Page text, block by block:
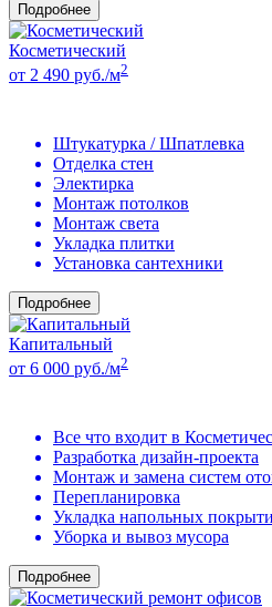
Подробнее
Косметический
от 2 490 руб./м2
Штукатурка / Шпатлевка
Отделка стен
Электирка
Монтаж потолков
Монтаж света
Укладка плитки
Установка сантехники
Подробнее
Капитальный
от 6 000 руб./м2
Все что входит в
Разработка дизайн-проекта
Монтаж и замена систем
Перепланировка
Укладка напольных
Уборка и вывоз мусора
Подробнее